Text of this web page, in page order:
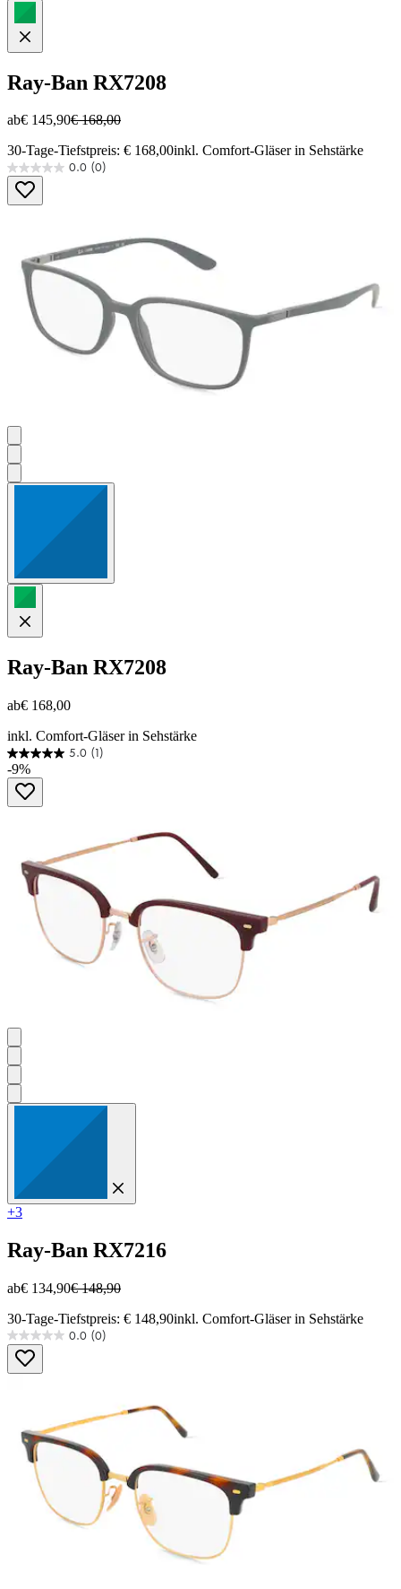
Ray-Ban RX7208
ab€ 145,90€ 168,00
30-Tage-Tiefstpreis: € 168,00inkl. Comfort-Gläser in Sehstärke
0.0 (0)
0.0
von
5
Ray-Ban RX7208
ab€ 168,00
inkl. Comfort-Gläser in Sehstärke
5.0 (1)
5.0
von
Sternen.
-9%
+3
Ray-Ban RX7216
ab€ 134,90€ 148,90
30-Tage-Tiefstpreis: € 148,90inkl. Comfort-Gläser in Sehstärke
0.0 (0)
0.0
von
5